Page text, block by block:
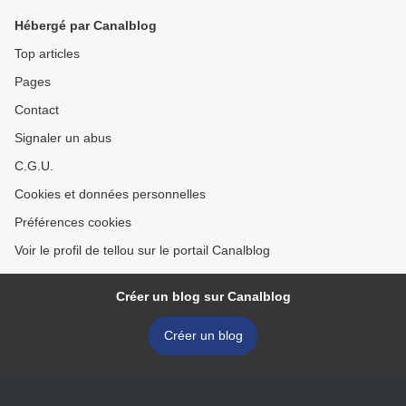
Hébergé par Canalblog
Top articles
Pages
Contact
Signaler un abus
C.G.U.
Cookies et données personnelles
Préférences cookies
Voir le profil de tellou sur le portail Canalblog
Créer un blog sur Canalblog
Créer un blog